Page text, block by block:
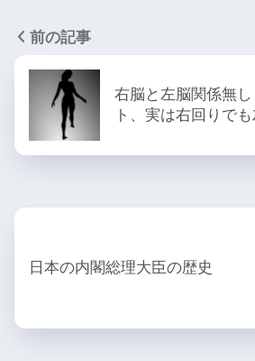
前の記事
右脳と左脳関係無
ト、実は右回りで
日本の内閣総理大臣の歴史